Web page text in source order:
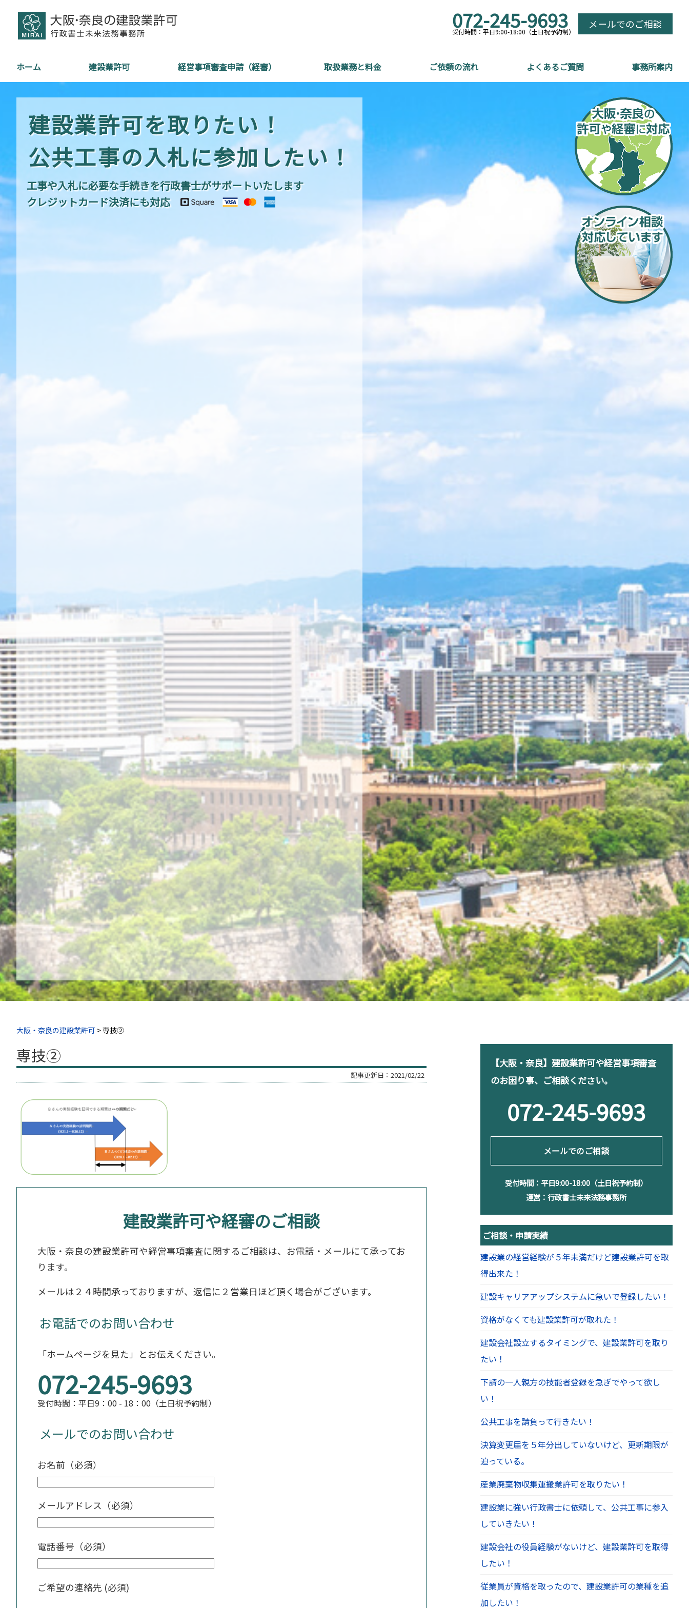
072-245-9693
受付時間：平日9:00-18:00（土日祝予約制）
メールでのご相談
ホーム 建設業許可 経営事項審査申請（経審） 取扱業務と料金 ご依頼の流れ よくあるご質問 事務所案内
建設業許可を取りたい！
公共工事の入札に参加したい！
工事や入札に必要な手続きを行政書士がサポートいたします
クレジットカード決済にも対応
大阪・奈良の建設業許可 >専技②
専技②
記事更新日： 2021/02/22
建設業許可や経審のご相談
大阪・奈良の建設業許可や経営事項審査に関するご相談は、お電話・メールにて承ってお
ります。
メールは２４時間承っておりますが、返信に２営業日ほど頂く場合がございます。
お電話でのお問い合わせ
「ホームページを見た」とお伝えください。
072-245-9693
受付時間：平日9：00 - 18：00（土日祝予約制）
メールでのお問い合わせ
お名前（必須）
メールアドレス（必須）
電話番号（必須）
ご希望の連絡先 (必須)
【大阪・奈良】建設業許可や経営事項審査
のお困り事、ご相談ください。
072-245-9693
メールでのご相談
受付時間：平日9:00-18:00（土日祝予約制）
運営：行政書士未来法務事務所
ご相談・申請実績
建設業の経営経験が５年未満だけど建設業許可を取
得出来た！
建設キャリアアップシステムに急いで登録したい！
資格がなくても建設業許可が取れた！
建設会社設立するタイミングで、建設業許可を取り
たい！
下請の一人親方の技能者登録を急ぎでやって欲し
い！
公共工事を請負って行きたい！
決算変更届を５年分出していないけど、更新期限が
迫っている。
産業廃棄物収集運搬業許可を取りたい！
建設業に強い行政書士に依頼して、公共工事に参入
していきたい！
建設会社の役員経験がないけど、建設業許可を取得
したい！
従業員が資格を取ったので、建設業許可の業種を追
加したい！